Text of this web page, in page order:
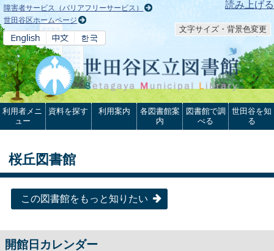
本文へ 読み上げる
障害者サービス（バリアフリーサービス）
世田谷区ホームページ
文字サイズ・背景色変更
利用者メニ
ュー
資料を探す 利用案内
各図書館案
内
図書館で調
べる
世田谷を知
る
桜丘図書館
この図書館をもっと知りたい
開館日カレンダー